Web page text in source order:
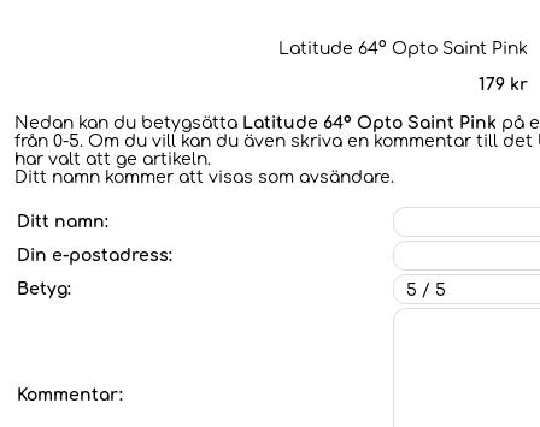
Latitude 64° Opto Saint Pink
179 kr
Nedan kan du betygsätta Latitude 64° Opto Saint Pink på
från 0-5. Om du vill kan du även skriva en kommentar till det
har valt att ge artikeln.
Ditt namn kommer att visas som avsändare.
Ditt namn:
Din e-postadress:
Betyg:
Kommentar: